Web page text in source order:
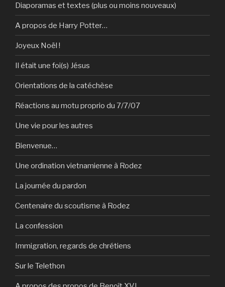
Diaporamas et textes (plus ou moins nouveaux)
A propos de Harry Potter…
Joyeux Noël !
Il était une foi(s) Jésus
Orientations de la catéchèse
Réactions au motu proprio du 7/7/07
Une vie pour les autres
Bienvenue…
Une ordination vietnamienne à Rodez
La journée du pardon
Centenaire du scoutisme à Rodez
La confession
Immigration, regards de chrétiens
Sur le Telethon